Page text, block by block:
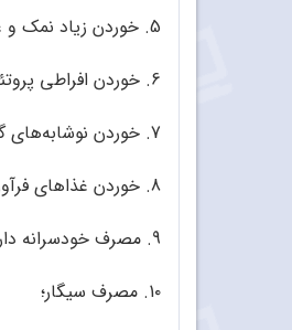
5. خوردن زیاد نمک و غذاهای شور؛
6. خوردن افراطی پروتئین حیوانی؛
7. خوردن نوشابه‌های گازدار و قندی؛
8. خوردن غذاهای فرآوری‌شده (سوسیس، کالباس و چیپس)؛
9. مصرف خودسرانه‌ داروها، به‌خصوص داروهای مسکن ضدالتهاب غیراستروئیدی مانند ایبوپروفن؛
1٠. مصرف سیگار؛